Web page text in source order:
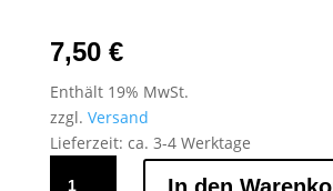
7,50 €
Enthält 19% MwSt.
zzgl. Versand
Lieferzeit: ca. 3-4 Werktage
In den